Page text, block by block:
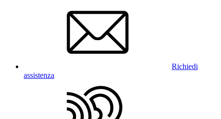
Richiedi
assistenza